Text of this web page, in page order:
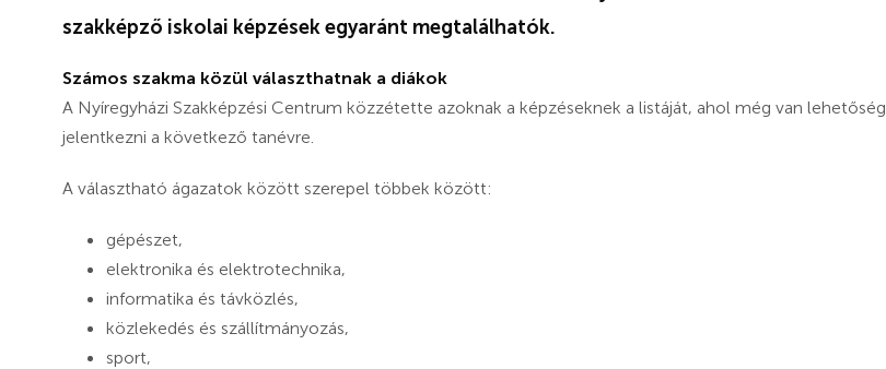
szakképző iskolai képzések egyaránt megtalálhatók.
Számos szakma közül választhatnak a diákok
A Nyíregyházi Szakképzési Centrum közzétette azoknak a képzéseknek a listáját, ahol még van lehetőség
jelentkezni a következő tanévre.
A választható ágazatok között szerepel többek között:
gépészet,
elektronika és elektrotechnika,
informatika és távközlés,
közlekedés és szállítmányozás,
sport,